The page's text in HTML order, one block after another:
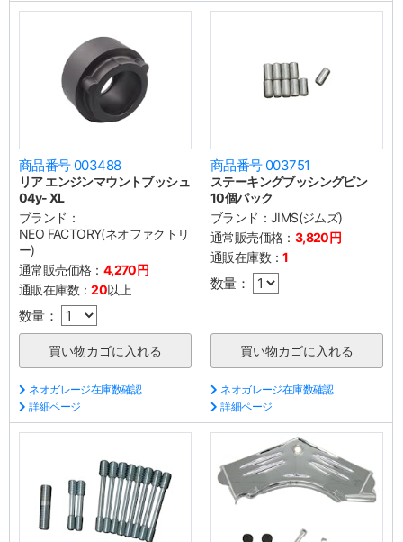
商品番号 003488
リア エンジンマウントブッシュ
04y- XL
ブランド：
NEO FACTORY(ネオファクトリ
ー)
通常販売価格： 4,270円
通販在庫数：20以上
数量：
ネオガレージ在庫数確認
詳細ページ
商品番号 003751
ステーキングブッシングピン
10個パック
ブランド： JIMS(ジムズ)
通常販売価格： 3,820円
通販在庫数：1
数量：
ネオガレージ在庫数確認
詳細ページ